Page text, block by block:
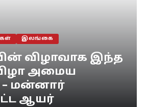
இலங்கை
விழாவாக இந்த
அமைய
மன்னார்
ஆயர்